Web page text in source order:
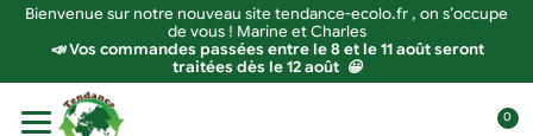
Bienvenue sur notre nouveau site tendance-ecolo.fr , on s’occupe
de vous ! Marine et Charles
📣 Vos commandes passées entre le 8 et le 11 août seront
traitées dès le 12 août 😀
0